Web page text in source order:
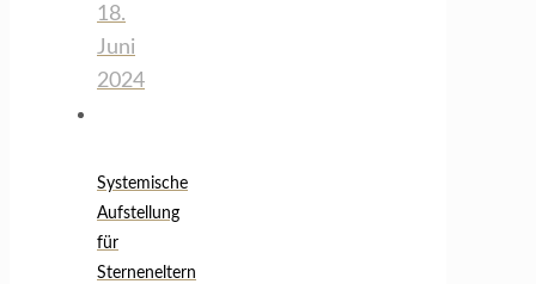
18.
Juni
2024
Systemische
Aufstellung
für
Sterneneltern